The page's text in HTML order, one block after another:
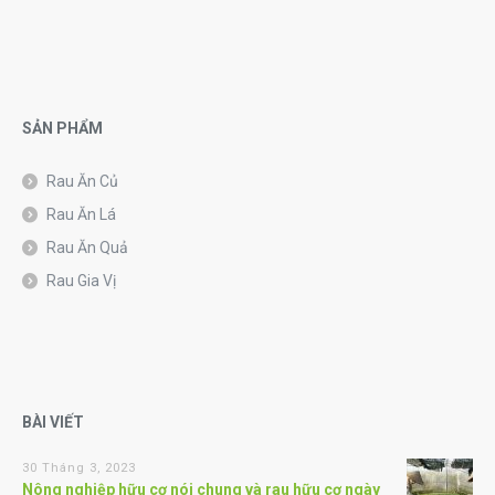
SẢN PHẨM
Rau Ăn Củ
Rau Ăn Lá
Rau Ăn Quả
Rau Gia Vị
BÀI VIẾT
30 Tháng 3, 2023
Nông nghiệp hữu cơ nói chung và rau hữu cơ ngày